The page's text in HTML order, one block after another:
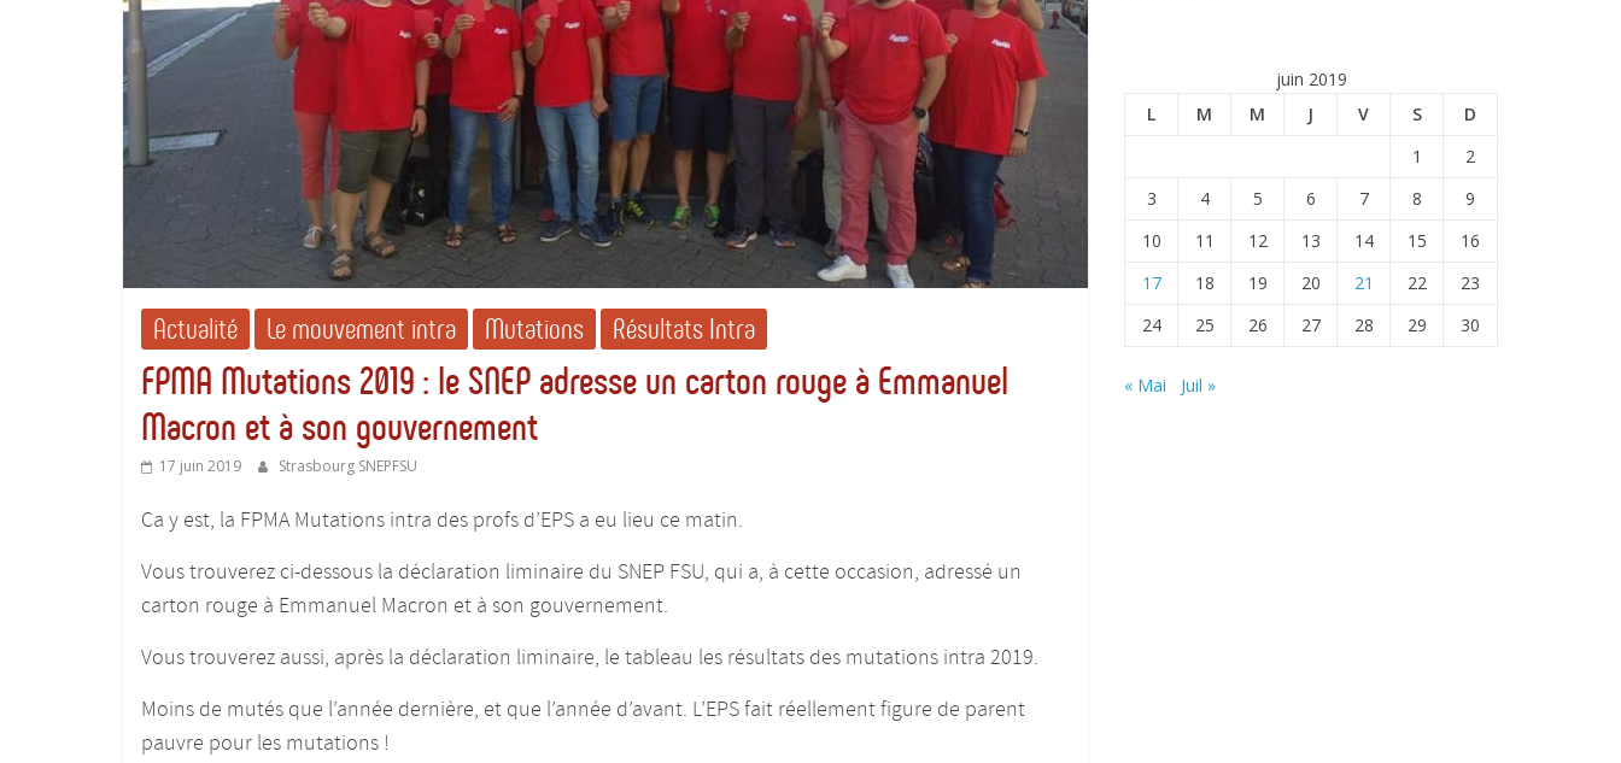
Actualité Le mouvement intra Mutations Résultats Intra
FPMA Mutations 2019 : le SNEP adresse un carton rouge à Emmanuel
Macron et à son gouvernement
17 juin 2019 Strasbourg SNEPFSU
Ca y est, la FPMA Mutations intra des profs d’EPS a eu lieu ce matin.
Vous trouverez ci-dessous la déclaration liminaire du SNEP FSU, qui a, à cette occasion, adressé un
carton rouge à Emmanuel Macron et à son gouvernement.
Vous trouverez aussi, après la déclaration liminaire, le tableau les résultats des mutations intra 2019.
Moins de mutés que l’année dernière, et que l’année d’avant. L’EPS fait réellement figure de parent
pauvre pour les mutations !
juin 2019
L
M M J V S
D
1
2
3
4 5 6 7 8
9
10
11 12 13 14 15
16
17
18 19 20 21 22
23
24
25 26 27 28 29 30
« Mai Juil »